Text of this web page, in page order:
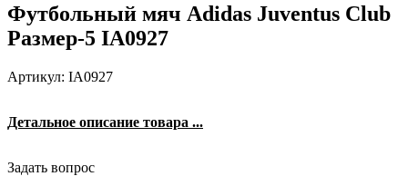
Футбольный мяч Adidas Juventus Club
Размер-5 IA0927
Артикул: IA0927
Детальное описание товара ...
Задать вопрос